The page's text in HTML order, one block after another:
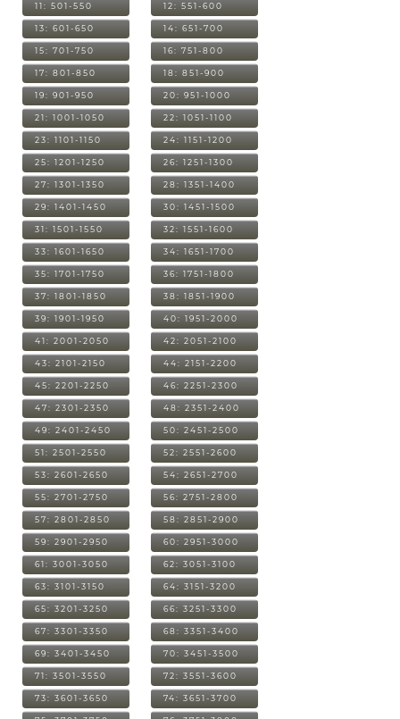
11: 501-550 12: 551-600
13: 601-650 14: 651-700
15: 701-750 16: 751-800
17: 801-850 18: 851-900
19: 901-950 20: 951-1000
21: 1001-1050 22: 1051-1100
23: 1101-1150 24: 1151-1200
25: 1201-1250 26: 1251-1300
27: 1301-1350 28: 1351-1400
29: 1401-1450 30: 1451-1500
31: 1501-1550 32: 1551-1600
33: 1601-1650 34: 1651-1700
35: 1701-1750 36: 1751-1800
37: 1801-1850 38: 1851-1900
39: 1901-1950 40: 1951-2000
41: 2001-2050 42: 2051-2100
43: 2101-2150 44: 2151-2200
45: 2201-2250 46: 2251-2300
47: 2301-2350 48: 2351-2400
49: 2401-2450 50: 2451-2500
51: 2501-2550 52: 2551-2600
53: 2601-2650 54: 2651-2700
55: 2701-2750 56: 2751-2800
57: 2801-2850 58: 2851-2900
59: 2901-2950 60: 2951-3000
61: 3001-3050 62: 3051-3100
63: 3101-3150 64: 3151-3200
65: 3201-3250 66: 3251-3300
67: 3301-3350 68: 3351-3400
69: 3401-3450 70: 3451-3500
71: 3501-3550 72: 3551-3600
73: 3601-3650 74: 3651-3700